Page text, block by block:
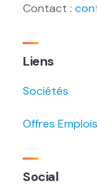
Contact :
Liens
Sociétés
Offres Emplois
Social